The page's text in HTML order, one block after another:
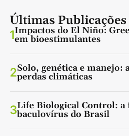
Últimas Publicações
1Impactos do El Niño:
em bioestimulantes
2Solo, genética e manejo:
perdas climáticas
3Life Biological Control: a
baculovírus do Brasil